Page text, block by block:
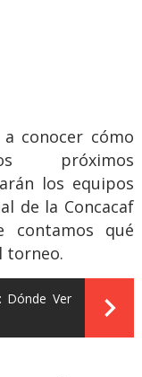
conocer cómo
próximos
los equipos
de la Concacaf
contamos qué
torneo.
Dónde Ver